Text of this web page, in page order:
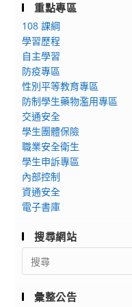
重點專區
108 課綱
學習歷程
自主學習
防疫專區
性別平等教育專區
防制學生藥物濫用專區
交通安全
學生團體保險
職業安全衛生
學生申訴專區
內部控制
資通安全
電子書庫
搜尋網站
Search
for:
彙整公告